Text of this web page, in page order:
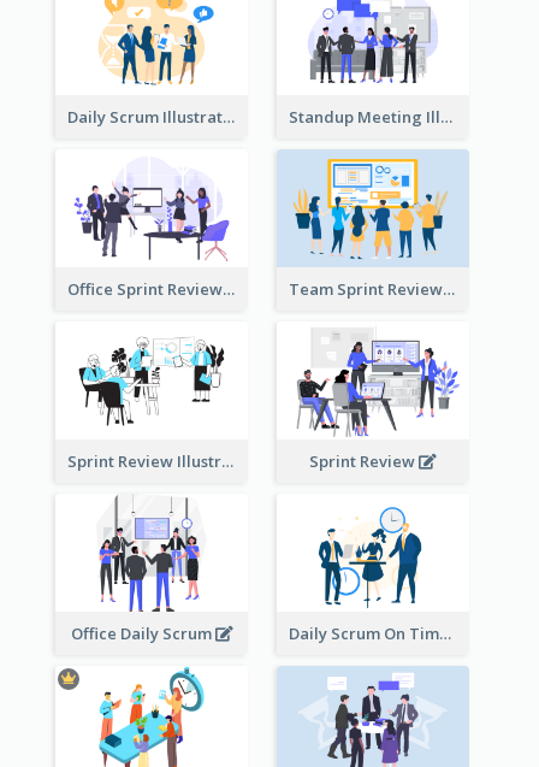
Daily Scrum Illustration Standup Meeting Illustration
Office Sprint Review Team Sprint Review
Sprint Review Illustration Sprint Review
Office Daily Scrum Daily Scrum On Time